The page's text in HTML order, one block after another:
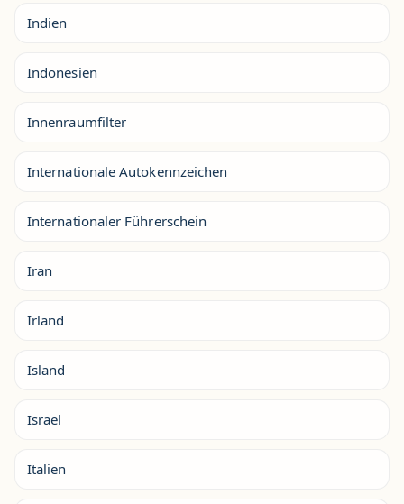
Indien
Indonesien
Innenraumfilter
Internationale Autokennzeichen
Internationaler Führerschein
Iran
Irland
Island
Israel
Italien